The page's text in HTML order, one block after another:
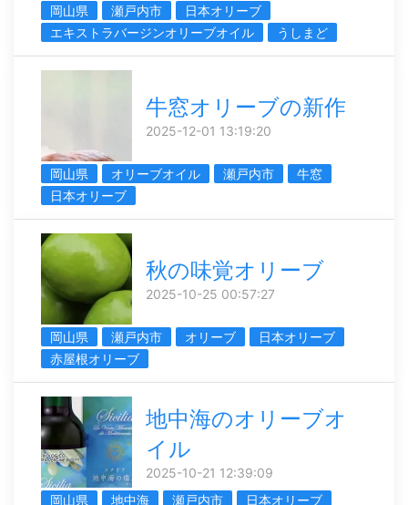
岡山県 瀬戸内市
日本オリーブ
エキストラバージンオリーブオイル
うしまど
牛窓オリーブの新作
2025-12-01 13:19:20
岡山県 オリーブオイル 瀬戸内市
牛窓
日本オリーブ
秋の味覚オリーブ
2025-10-25 00:57:27
岡山県 瀬戸内市 オリーブ
日本オリーブ
赤屋根オリーブ
地中海のオリーブオ
イル
2025-10-21 12:39:09
岡山県
地中海 瀬戸内市
日本オリーブ